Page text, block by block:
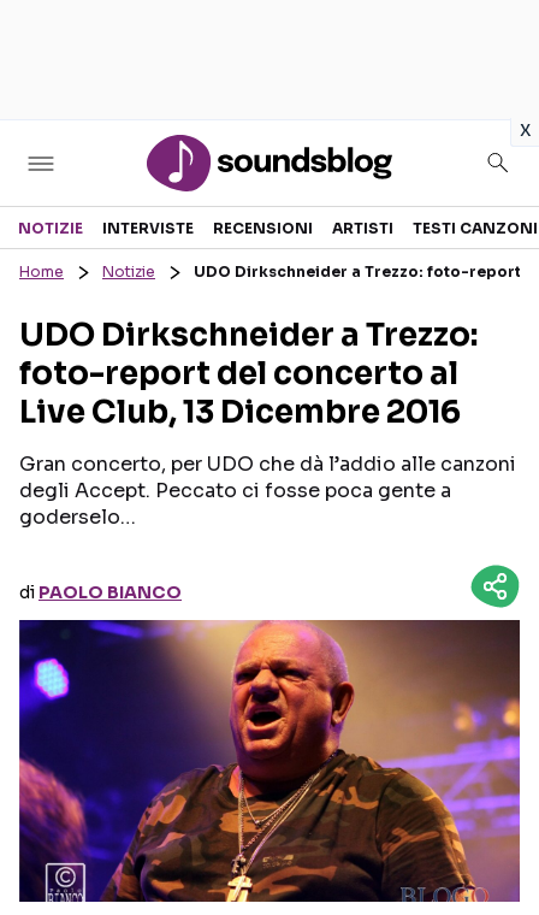
x
Sezioni
RECENSIONI MUSICALI
INTERVISTE
GOSSIP E CURIOSITÀ
TESTI CANZONI
TOUR ED EVENTI
TALENT SHOW
NOTIZIE INTERVISTE RECENSIONI ARTISTI TESTI CANZONI
Home Notizie UDO Dirkschneider a Trezzo: foto-report
UDO Dirkschneider a Trezzo:
foto-report del concerto al
Live Club, 13 Dicembre 2016
Gran concerto, per UDO che dà l’addio alle canzoni
degli Accept. Peccato ci fosse poca gente a
goderselo…
di PAOLO BIANCO